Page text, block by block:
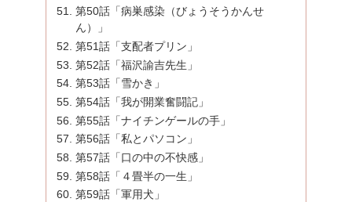
第50話「病巣感染（びょうそうかんせ
ん）」
第51話「支配者プリン」
第52話「福沢諭吉先生」
第53話「雪かき」
第54話「我が開業奮闘記」
第55話「ナイチンゲールの手」
第56話「私とパソコン」
第57話「口の中の不快感」
第58話「４畳半の一生」
第59話「軍用犬」